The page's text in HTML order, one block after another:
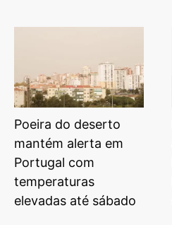
Poeira do deserto
mantém alerta em
Portugal com
temperaturas
elevadas até sábado